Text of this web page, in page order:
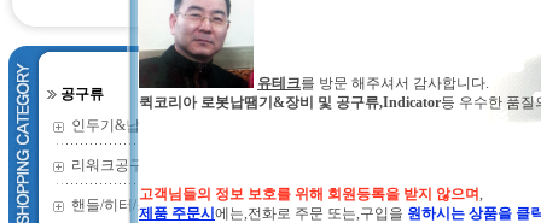
공구류
인두기&납땜기
리워크공구류
핸들/히터/소모 (73)
유테크를 방문 해주셔서 감사합니다.
퀵코리아 로봇납땜기&장비 및 공구류,Indicator등 우수한 품질
고객님들의 정보 보호를 위해 회원등록을 받지 않으며,
제품 주문시 에는,전화로 주문 또는,구입을 원하시는 상품을 클